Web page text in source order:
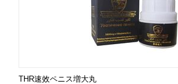
THR速效ペニス増大丸